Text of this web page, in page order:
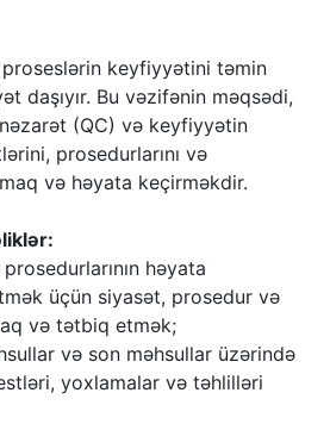
keyfiyyətini təmin
daşıyır. Bu vəzifənin məqsədi,
(QC) və keyfiyyətin
prosedurlarını və
və həyata keçirməkdir.
həyata
üçün siyasət, prosedur və
və tətbiq etmək;
və son məhsullar üzərində
yoxlamalar və təhlilləri